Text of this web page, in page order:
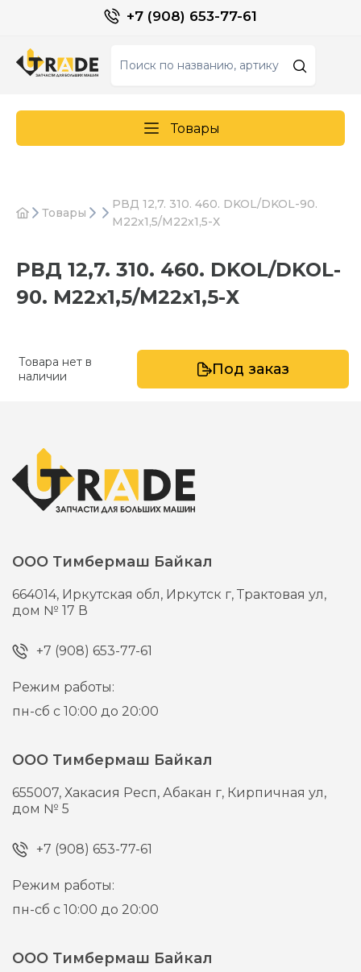
+7 (908) 653-77-61
Товары
Товары
РВД 12,7. 310. 460. DKOL/DKOL-90.
М22х1,5/М22х1,5-Х
РВД 12,7. 310. 460. DKOL/DKOL-
90. М22х1,5/М22х1,5-Х
Товара нет в
наличии
Под заказ
ООО Тимбермаш Байкал
664014, Иркутская обл, Иркутск г,Трактовая ул,
дом № 17 В
+7 (908) 653-77-61
Режим работы:
пн-сб с 10:00 до 20:00
ООО Тимбермаш Байкал
655007,Хакасия Респ, Абакан г, Кирпичная ул,
дом № 5
+7 (908) 653-77-61
Режим работы:
пн-сб с 10:00 до 20:00
ООО Тимбермаш Байкал